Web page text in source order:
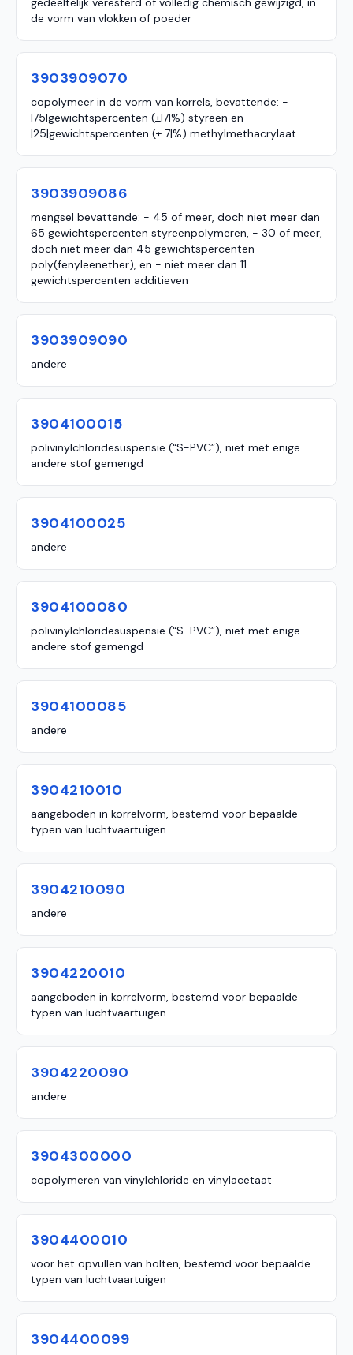
de vorm van vlokken of poeder
3903909070
copolymeer in de vorm van korrels, bevattende: -
|75|gewichtspercenten (±|7|%) styreen en -
|25|gewichtspercenten (± 7|%) methylmethacrylaat
3903909086
mengsel bevattende: - 45 of meer, doch niet meer dan
65 gewichtspercenten styreenpolymeren, - 30 of meer,
doch niet meer dan 45 gewichtspercenten
poly(fenyleenether), en - niet meer dan 11
gewichtspercenten additieven
3903909090
andere
3904100015
polivinylchloridesuspensie (“S-PVC”), niet met enige
andere stof gemengd
3904100025
andere
3904100080
polivinylchloridesuspensie (“S-PVC”), niet met enige
andere stof gemengd
3904100085
andere
3904210010
aangeboden in korrelvorm, bestemd voor bepaalde
typen van luchtvaartuigen
3904210090
andere
3904220010
aangeboden in korrelvorm, bestemd voor bepaalde
typen van luchtvaartuigen
3904220090
andere
3904300000
copolymeren van vinylchloride en vinylacetaat
3904400010
voor het opvullen van holten, bestemd voor bepaalde
typen van luchtvaartuigen
3904400099